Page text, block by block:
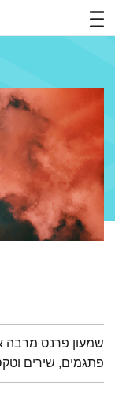
תמצית
שמעון פרנס מרבה
פתגמים, שירים